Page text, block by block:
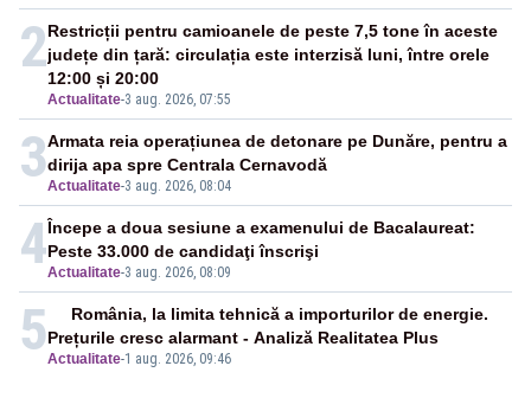
2
Actualitate-3 aug. 2026, 07:55
Restricții pentru camioanele de peste 7,5 tone în aceste
județe din țară: circulația este interzisă luni, între orele
12:00 și 20:00
3Actualitate-3 aug. 2026, 08:04
Armata reia operațiunea de detonare pe Dunăre, pentru a
dirija apa spre Centrala Cernavodă
4Actualitate-3 aug. 2026, 08:09
Începe a doua sesiune a examenului de Bacalaureat:
Peste 33.000 de candidaţi înscrişi
5Actualitate-1 aug. 2026, 09:46
România, la limita tehnică a importurilor de energie.
Prețurile cresc alarmant - Analiză Realitatea Plus